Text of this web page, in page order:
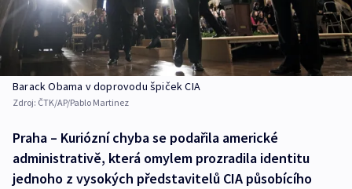
Barack Obama v doprovodu špiček CIA
Zdroj: ČTK/AP/Pablo Martinez
Praha – Kuriózní chyba se podařila americké
administrativě, která omylem prozradila identitu
jednoho z vysokých představitelů CIA působícího